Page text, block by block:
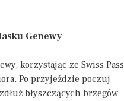
Genewy
korzystając ze Swiss
Po przyjeździe poczuj
błyszczących brzegów